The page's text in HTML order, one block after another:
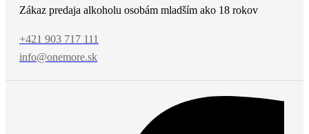
Zákaz predaja alkoholu osobám mladším ako 18 rokov
+421 903 717 111
info@onemore.sk